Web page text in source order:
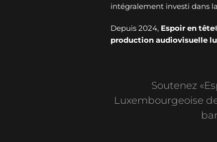
intégralement investi dans
Depuis 2024, Espoir en
production audiovisuelle
Soutenez
Luxembourgeoise